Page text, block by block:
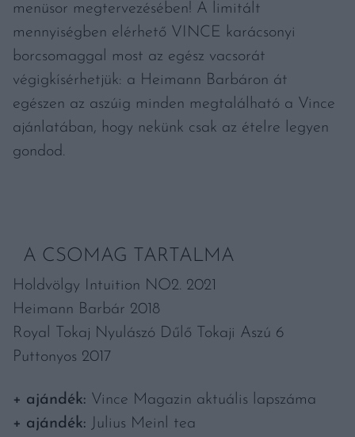
menüsor megtervezésében! A limitált
mennyiségben elérhető VINCE karácsonyi
borcsomaggal most az egész vacsorát
végigkísérhetjük: a Heimann Barbáron át
egészen az aszúig minden megtalálható a Vince
ajánlatában, hogy nekünk csak az ételre legyen
gondod.
A CSOMAG TARTALMA
Holdvölgy Intuition NO2. 2021
Heimann Barbár 2018
Royal Tokaj Nyulászó Dűlő Tokaji Aszú 6
Puttonyos 2017
+ ajándék: Vince Magazin aktuális lapszáma
+ ajándék: Julius Meinl tea